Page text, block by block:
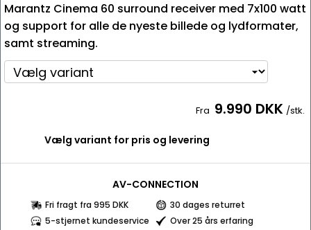
Marantz Cinema 60 surround receiver med 7x100 watt
og support for alle de nyeste billede og lydformater,
samt streaming.
Fra 9.990 DKK /stk.
Vælg variant for pris og levering
AV-CONNECTION
Fri fragt fra 995 DKK
30 dages returret
5-stjernet kundeservice
Over 25 års erfaring